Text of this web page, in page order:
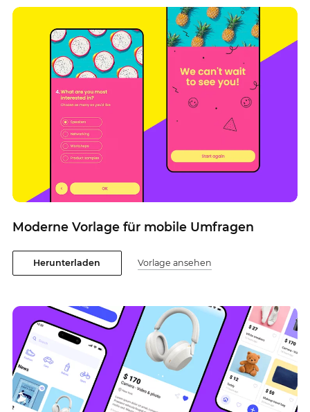
Moderne Vorlage für mobile Umfragen
Herunterladen Vorlage ansehen